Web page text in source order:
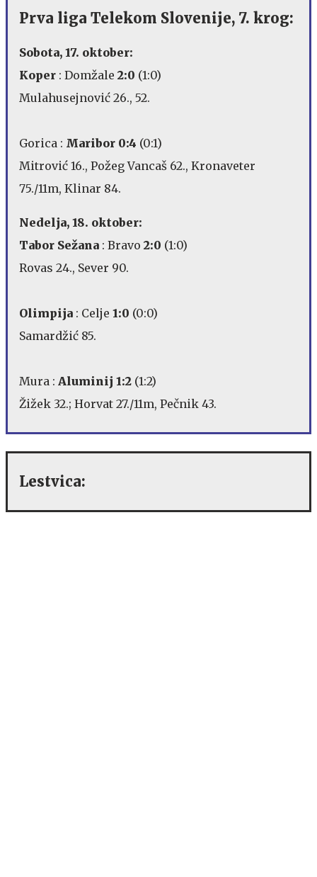
Prva liga Telekom Slovenije, 7. krog:
Sobota, 17. oktober:
Koper : Domžale 2:0 (1:0)
Mulahusejnović 26., 52.
Gorica : Maribor 0:4 (0:1)
Mitrović 16., Požeg Vancaš 62., Kronaveter
75./11m, Klinar 84.
Nedelja, 18. oktober:
Tabor Sežana : Bravo 2:0 (1:0)
Rovas 24., Sever 90.
Olimpija : Celje 1:0 (0:0)
Samardžić 85.
Mura : Aluminij 1:2 (1:2)
Žižek 32.; Horvat 27./11m, Pečnik 43.
Lestvica: